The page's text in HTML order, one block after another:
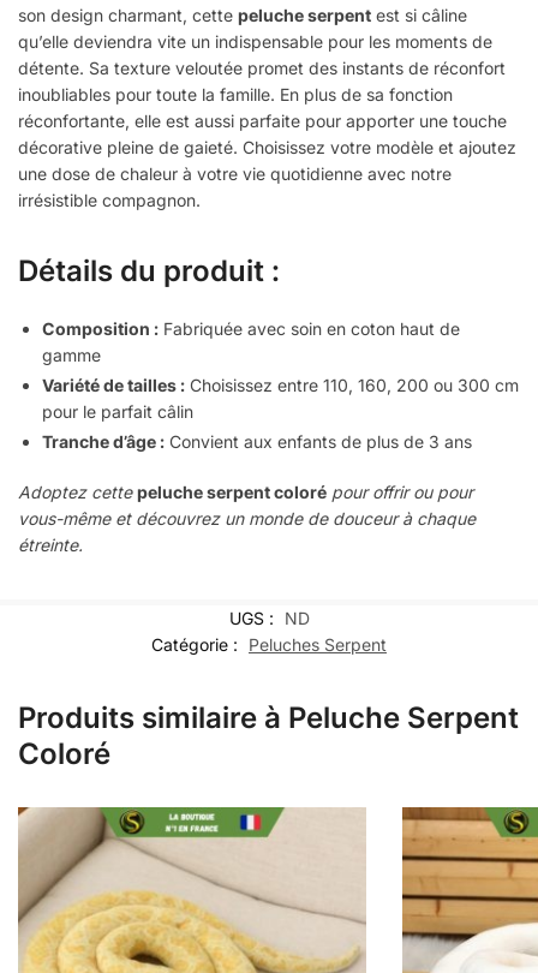
son design charmant, cette peluche serpent est si câline
qu’elle deviendra vite un indispensable pour les moments de
détente. Sa texture veloutée promet des instants de réconfort
inoubliables pour toute la famille. En plus de sa fonction
réconfortante, elle est aussi parfaite pour apporter une touche
décorative pleine de gaieté. Choisissez votre modèle et ajoutez
une dose de chaleur à votre vie quotidienne avec notre
irrésistible compagnon.
Détails du produit :
Composition : Fabriquée avec soin en coton haut de
gamme
Variété de tailles : Choisissez entre 110, 160, 200 ou 300 cm
pour le parfait câlin
Tranche d’âge : Convient aux enfants de plus de 3 ans
Adoptez cettepeluche serpent coloré pour offrir ou pour
vous-même et découvrez un monde de douceur à chaque
étreinte.
UGS :
ND
Catégorie :
Peluches Serpent
Produits similaire à Peluche Serpent
Coloré